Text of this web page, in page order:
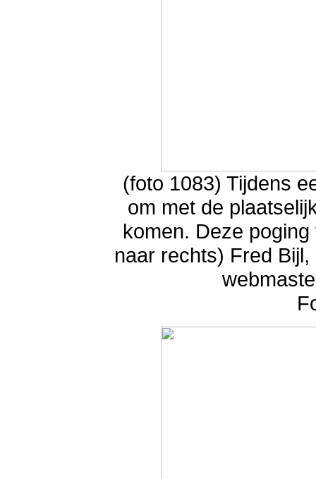
(foto 1083) Tijdens
om met de
komen. Deze
naar rechts) Fred